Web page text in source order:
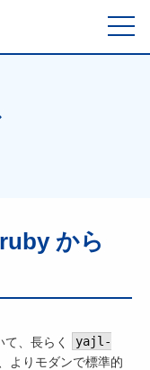
から
、長らく
yajl-
よりモダンで標準的